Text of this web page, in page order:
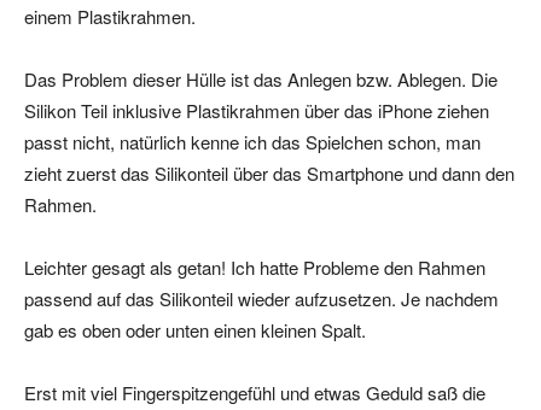
einem Plastikrahmen.
Das Problem dieser Hülle ist das Anlegen bzw. Ablegen. Die
Silikon Teil inklusive Plastikrahmen über das iPhone ziehen
passt nicht, natürlich kenne ich das Spielchen schon, man
zieht zuerst das Silikonteil über das Smartphone und dann den
Rahmen.
Leichter gesagt als getan! Ich hatte Probleme den Rahmen
passend auf das Silikonteil wieder aufzusetzen. Je nachdem
gab es oben oder unten einen kleinen Spalt.
Erst mit viel Fingerspitzengefühl und etwas Geduld saß die